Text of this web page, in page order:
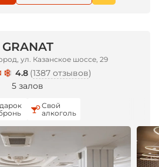
GRANAT
ул. Казанское шоссе, 29
4.8 (1387 отзывов)
5 залов
Свой
алкоголь